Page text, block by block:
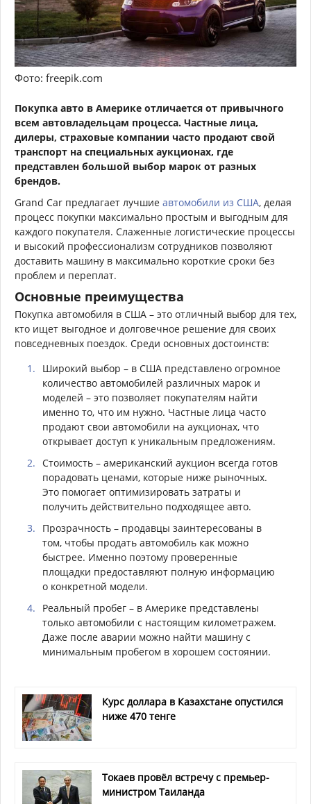
Фото: freepik.com
Покупка авто в Америке отличается от привычного
всем автовладельцам процесса. Частные лица,
дилеры, страховые компании часто продают свой
транспорт на специальных аукционах, где
представлен большой выбор марок от разных
брендов.
Grand Car предлагает лучшие автомобили из США, делая
процесс покупки максимально простым и выгодным для
каждого покупателя. Слаженные логистические процессы
и высокий профессионализм сотрудников позволяют
доставить машину в максимально короткие сроки без
проблем и переплат.
Основные преимущества
Покупка автомобиля в США – это отличный выбор для тех,
кто ищет выгодное и долговечное решение для своих
повседневных поездок. Среди основных достоинств:
Широкий выбор – в США представлено огромное
количество автомобилей различных марок и
моделей – это позволяет покупателям найти
именно то, что им нужно. Частные лица часто
продают свои автомобили на аукционах, что
открывает доступ к уникальным предложениям.
Стоимость – американский аукцион всегда готов
порадовать ценами, которые ниже рыночных.
Это помогает оптимизировать затраты и
получить действительно подходящее авто.
Прозрачность – продавцы заинтересованы в
том, чтобы продать автомобиль как можно
быстрее. Именно поэтому проверенные
площадки предоставляют полную информацию
о конкретной модели.
Реальный пробег – в Америке представлены
только автомобили с настоящим километражем.
Даже после аварии можно найти машину с
минимальным пробегом в хорошем состоянии.
Курс доллара в Казахстане опустился
ниже 470 тенге
Токаев провёл встречу с премьер-
министром Таиланда